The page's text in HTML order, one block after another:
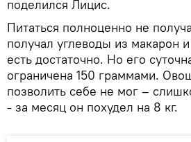
поделился Лицис.
Питаться полноценно не
получал углеводы из макарон
есть достаточно. Но его
ограничена 150 граммами.
позволить себе не мог –
- за месяц он похудел на 8 кг.